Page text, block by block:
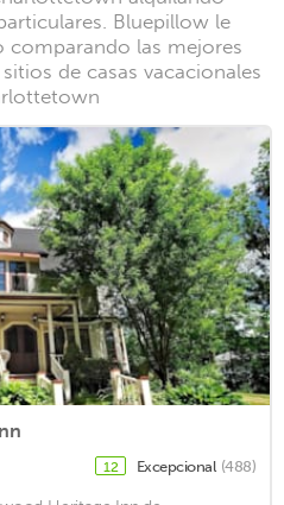
Bluepillow le
comparando las mejores
de casas vacacionales
12 Excepcional (488)